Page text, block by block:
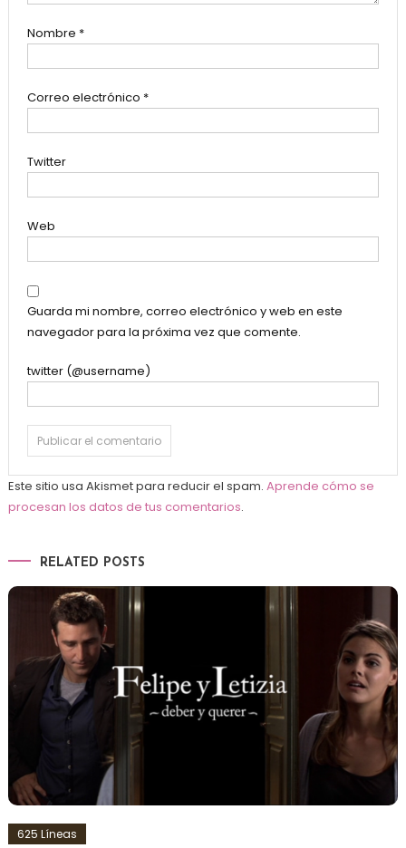
Nombre *
Correo electrónico *
Twitter
Web
Guarda mi nombre, correo electrónico y web en este
navegador para la próxima vez que comente.
twitter (@username)
Este sitio usa Akismet para reducir el spam. Aprende cómo se
procesan los datos de tus comentarios.
RELATED POSTS
625 Líneas